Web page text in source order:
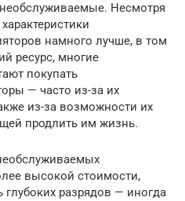
Несмотря
намного лучше, в том
ресурс, многие
покупать
— часто из-за их
из-за возможности их
продлить им жизнь.
высокой стоимости,
глубоких разрядов — иногда